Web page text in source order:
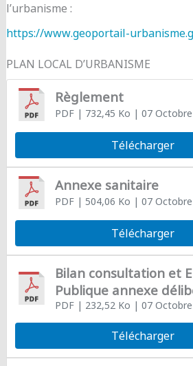
l’urbanisme :
https://www.geoportail-
PLAN LOCAL D’URBANISME
Règlement
PDF| 732,45 Ko | 07 Octobre
Télécharger
Annexe sanitaire
PDF| 504,06 Ko | 07
Télécharger
Bilan consultation et
Publique annexe
PDF| 232,52 Ko | 07
Télécharger